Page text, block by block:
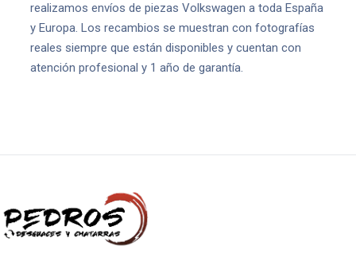
realizamos envíos de piezas Volkswagen a toda España
y Europa. Los recambios se muestran con fotografías
reales siempre que están disponibles y cuentan con
atención profesional y 1 año de garantía.